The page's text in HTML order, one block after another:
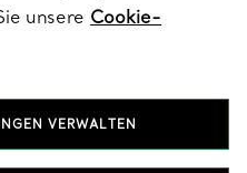
unsere Cookie-
VERWALTEN